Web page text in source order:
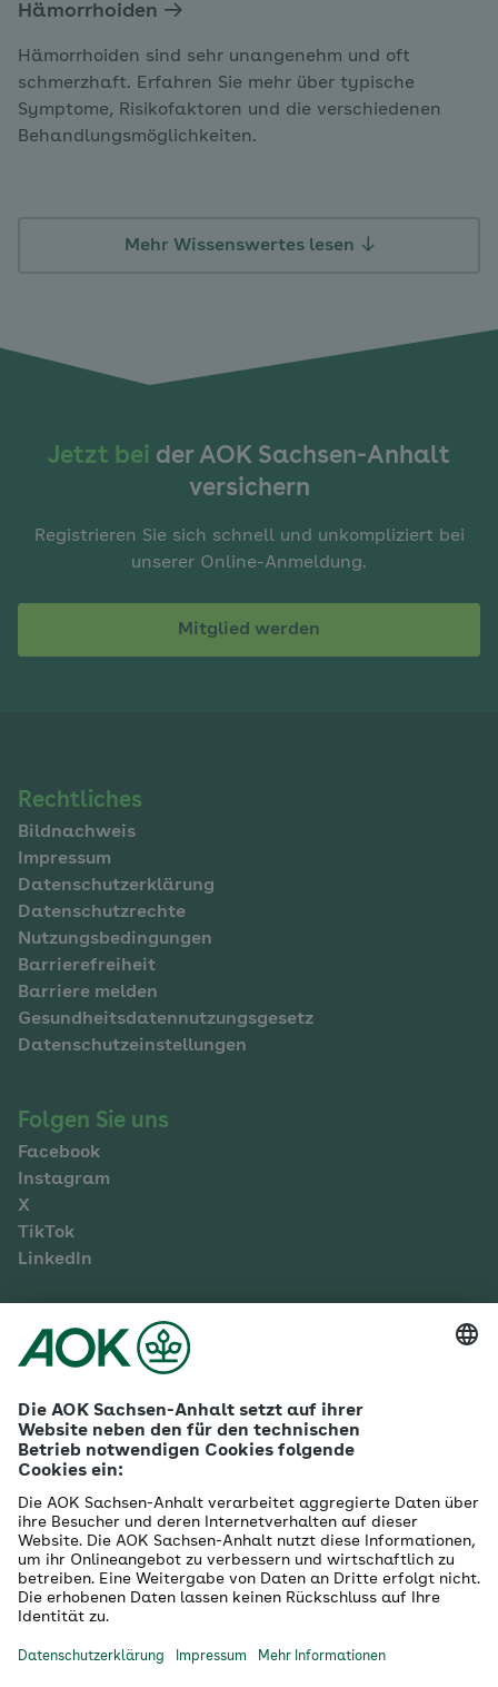
Hämorrhoiden
Hämorrhoiden sind sehr unangenehm und oft
schmerzhaft. Erfahren Sie mehr über typische
Symptome, Risikofaktoren und die verschiedenen
Behandlungsmöglichkeiten.
Mehr Wissenswertes lesen
Jetzt bei der AOK Sachsen-Anhalt
versichern
Registrieren Sie sich schnell und unkompliziert bei
unserer Online-Anmeldung.
Mitglied werden
Navigation
im
Fußbereich
Rechtliches
Bildnachweis
Impressum
Datenschutzerklärung
Datenschutzrechte
Nutzungsbedingungen
Barrierefreiheit
Barriere melden
Gesundheitsdatennutzungsgesetz
Datenschutzeinstellungen
Folgen Sie uns
Facebook
Instagram
X
TikTok
LinkedIn
Mehr zur AOK Sachsen-Anhalt
Karriere
Betriebliches Gesundheitsmanagement
Firmenkunden
Gesundheitspartner
Betreuer- & Bevollmächtigte
Die AOK - Wir über uns
Grounding Page
Innovationsportal
Presse
Selbstverwaltung